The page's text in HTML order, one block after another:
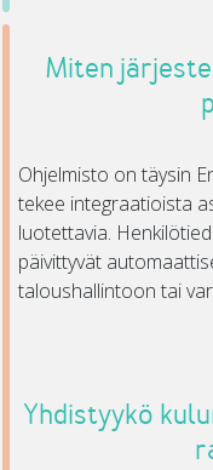
Miten
Ohjelmisto on täysin
tekee integraatioista
luotettavia.
päivittyvät
taloushallintoon tai
Yhdistyykö